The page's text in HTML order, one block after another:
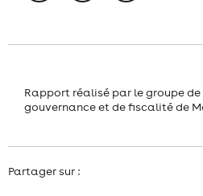
Rapport réalisé par le groupe
gouvernance et de fiscalité de
Partager sur :